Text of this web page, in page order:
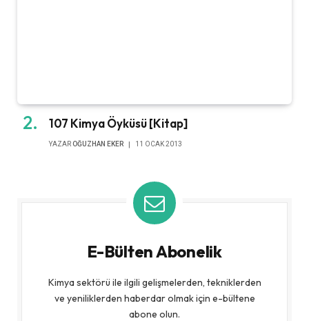
107 Kimya Öyküsü [Kitap]
YAZAR OĞUZHAN EKER 11 OCAK 2013
E-Bülten Abonelik
Kimya sektörü ile ilgili gelişmelerden, tekniklerden
ve yeniliklerden haberdar olmak için e-bültene
abone olun.